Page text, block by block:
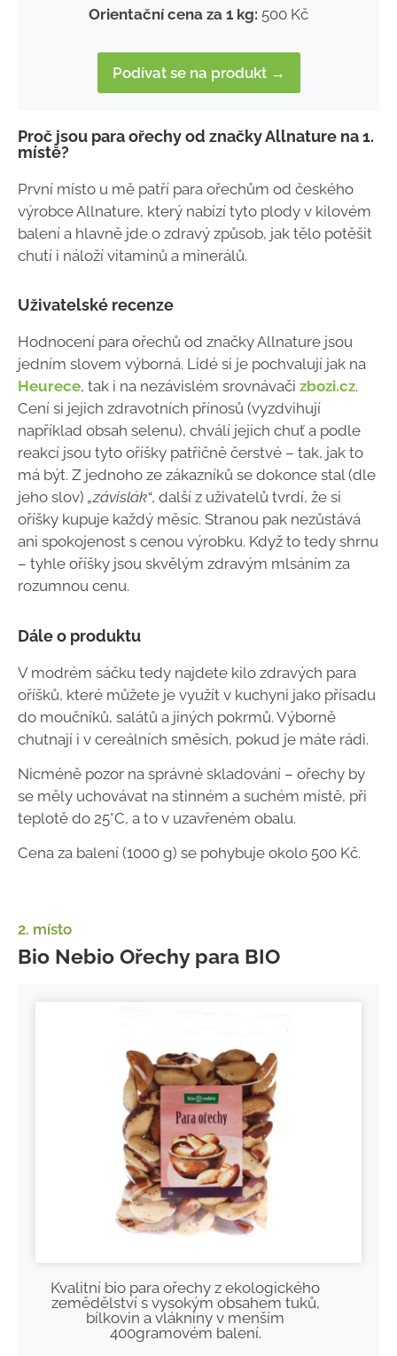
Orientační cena za 1 kg: 500 Kč
Podívat se na produkt →
Proč jsou para ořechy od značky Allnature na 1.
místě?
První místo u mě patří para ořechům od českého
výrobce Allnature, který nabízí tyto plody v kilovém
balení a hlavně jde o zdravý způsob, jak tělo potěšit
chutí i náloží vitamínů a minerálů.
Uživatelské recenze
Hodnocení para ořechů od značky Allnature jsou
jedním slovem výborná. Lidé si je pochvalují jak na
Heurece, tak i na nezávislém srovnávači zbozi.cz.
Cení si jejich zdravotních přínosů (vyzdvihují
například obsah selenu), chválí jejich chuť a podle
reakcí jsou tyto oříšky patřičně čerstvé – tak, jak to
má být. Z jednoho ze zákazníků se dokonce stal (dle
jeho slov) „závislák“, další z uživatelů tvrdí, že si
oříšky kupuje každý měsíc. Stranou pak nezůstává
ani spokojenost s cenou výrobku. Když to tedy shrnu
– tyhle oříšky jsou skvělým zdravým mlsáním za
rozumnou cenu.
Dále o produktu
V modrém sáčku tedy najdete kilo zdravých para
oříšků, které můžete je využít v kuchyni jako přísadu
do moučníků, salátů a jiných pokrmů. Výborně
chutnají i v cereálních směsích, pokud je máte rádi.
Nicméně pozor na správné skladování – ořechy by
se měly uchovávat na stinném a suchém místě, při
teplotě do 25°C, a to v uzavřeném obalu.
Cena za balení (1000 g) se pohybuje okolo 500 Kč.
2. místo
Bio Nebio Ořechy para BIO
Kvalitní bio para ořechy z ekologického
zemědělství s vysokým obsahem tuků,
bílkovin a vlákniny v menším
400gramovém balení.